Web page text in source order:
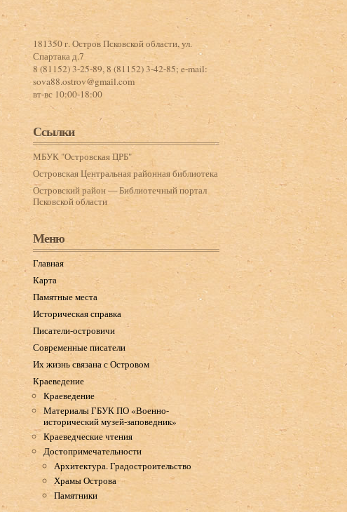
181350 г. Остров Псковской области, ул.
Спартака д.7
8 (81152) 3-25-89, 8 (81152) 3-42-85; e-mail:
sova88.ostrov@gmail.com
вт-вс 10:00-18:00
Ссылки
МБУК "Островская ЦРБ"
Островская Центральная районная библиотека
Островский район — Библиотечный портал
Псковской области
Меню
Главная
Карта
Памятные места
Историческая справка
Писатели-островичи
Современные писатели
Их жизнь связана с Островом
Краеведение
Краеведение
Материалы ГБУК ПО «Военно-
исторический музей-заповедник»
Краеведческие чтения
Достопримечательности
Архитектура. Градостроительство
Храмы Острова
Памятники